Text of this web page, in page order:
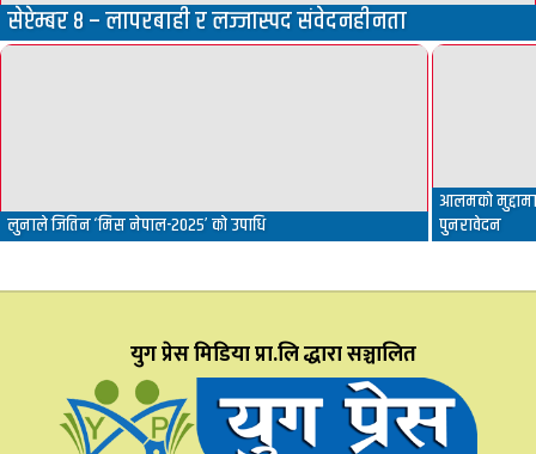
सेप्टेम्बर ८ – लापरबाही र लज्जास्पद संवेदनहीनता
लुनाले जितिन ‘मिस नेपाल-२०२५’ को उपाधि
आलमको
पुनरावेदन
युग प्रेस मिडिया प्रा.लि द्धारा सञ्चालित